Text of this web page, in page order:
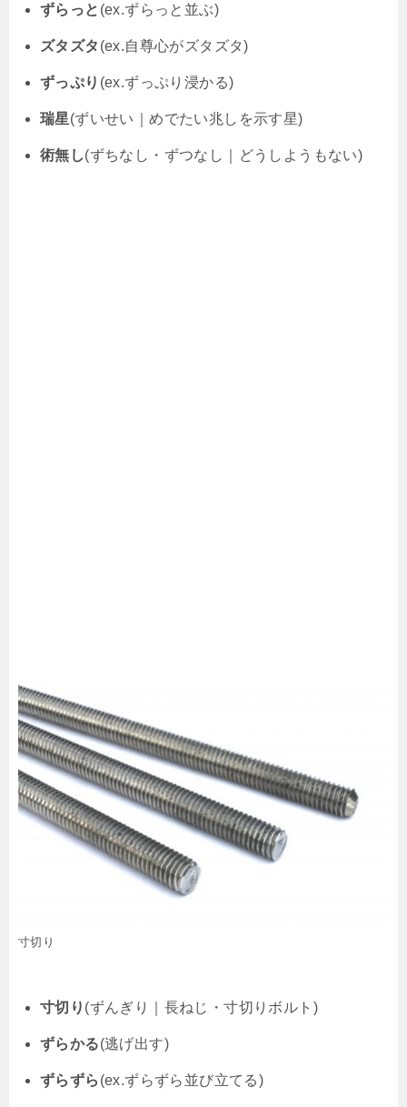
ずらっと (ex.ずらっと並ぶ)
ズタズタ (ex.自尊心がズタズタ)
ずっぷり (ex.ずっぷり浸かる)
瑞星(ずいせい｜めでたい兆しを示す星)
術無し(ずちなし・ずつなし｜どうしようもない)
寸切り
寸切り (ずんぎり｜長ねじ・寸切りボルト)
ずらかる(逃げ出す)
ずらずら (ex.ずらずら並び立てる)